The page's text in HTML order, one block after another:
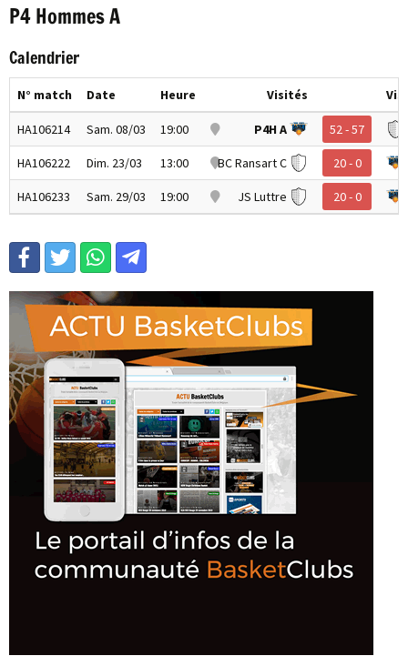
P4 Hommes A
Calendrier
N° match Date Heure Visités
HA106214 Sam. 08/03 19:00 P4H A 52 - 57
HA106222 Dim. 23/03 13:00 BC Ransart C 20 - 0
HA106233 Sam. 29/03 19:00 JS Luttre 20 - 0